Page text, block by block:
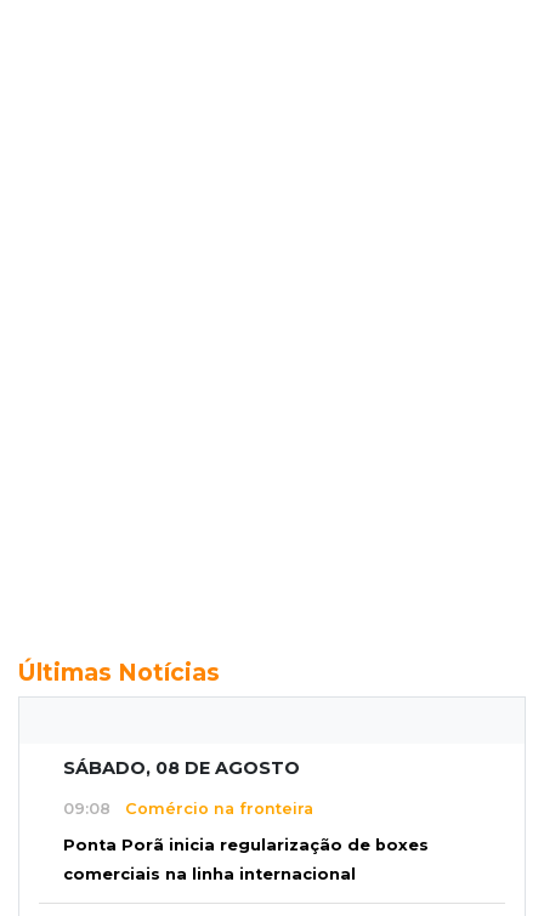
Últimas Notícias
SÁBADO, 08 DE AGOSTO
09:08 Comércio na fronteira
Ponta Porã inicia regularização de boxes
comerciais na linha internacional